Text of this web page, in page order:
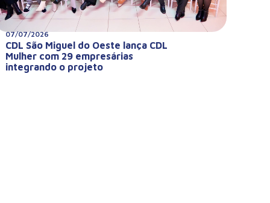
07/07/2026
CDL São Miguel do Oeste lança CDL
Mulher com 29 empresárias
integrando o projeto